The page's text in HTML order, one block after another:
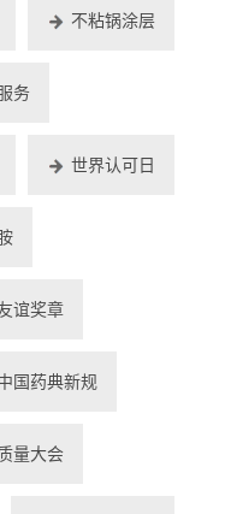
不粘锅涂层
务
世界认可日
谊奖章
国药典新规
量大会